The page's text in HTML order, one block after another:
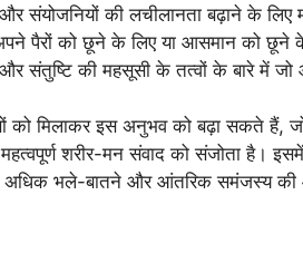
की लचीलानता बढ़ाने के लिए
पैरों को छूने के लिए या आसमान को
संतुष्टि की महसूसी के तत्वों के बारे में जो
मिलाकर इस अनुभव को बढ़ा सकते हैं, जो
शरीर-मन संवाद को संजोता है।
अधिक भले-बातने और आंतरिक समंजस्य की